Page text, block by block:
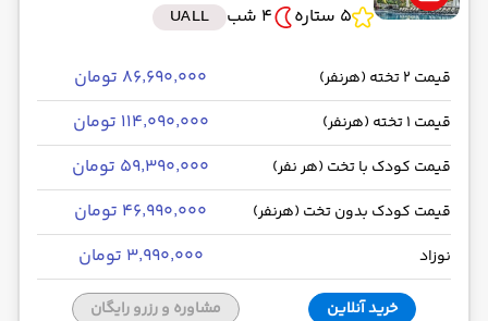
5 ستاره
4 شب UALL
قیمت 2 تخته (هرنفر) ۸۶٬۶۹۰٬۰۰۰ تومان
قیمت 1 تخته (هرنفر) ۱۱۴٬۰۹۰٬۰۰۰ تومان
قیمت کودک با تخت (هر نفر) ۵۹٬۳۹۰٬۰۰۰ تومان
قیمت کودک بدون تخت (هرنفر) ۴۶٬۹۹۰٬۰۰۰ تومان
نوزاد ۳٬۹۹۰٬۰۰۰ تومان
خرید آنلاین مشاوره و رزرو رایگان